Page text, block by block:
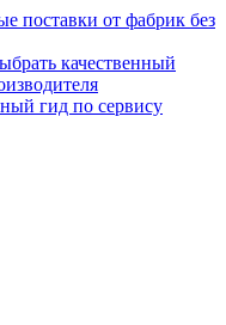
поставки от фабрик без
качественный
гид по сервису